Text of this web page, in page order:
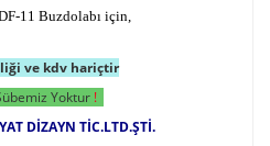
11 Buzdolabı için,
ve kdv hariçtir
Yoktur!
DİZAYN TİC.LTD.ŞTİ.